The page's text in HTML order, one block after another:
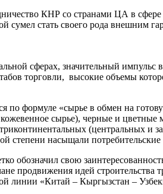
КНР со странами ЦА в
сумел стать своего рода внешним
сферах, значительный
торговли, высокие объемы
по формуле «сырье в обмен на
сырье), черные и
(центральных и
насыщали потребительские
обозначил свою
продвижения идей
линии «Китай – Кыргызстан –